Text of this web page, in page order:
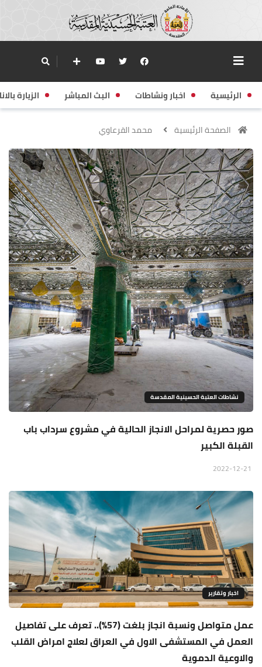
الرئيسية اخبار ونشاطات البث المباشر الزيارة
الصفحة الرئيسية محمد القرعاوي
نشاطات العتبة الحسينية المقدسة
صور حصرية لمراحل الانجاز الحالية في مشروع سرداب باب
القبلة الكبير
اخبار وتقارير
عمل متواصل ونسبة انجاز بلغت (57%).. تعرف على تفاصيل
العمل في المستشفى الاول في العراق لعلاج امراض القلب
والاوعية الدموية